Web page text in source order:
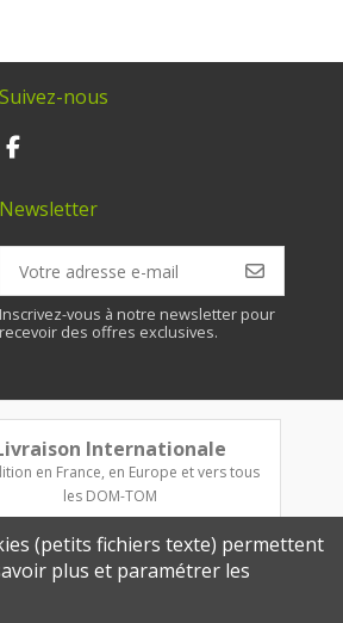
Suivez-nous
Newsletter
Inscrivez-vous à notre newsletter pour
recevoir des offres exclusives.
Internationale
en France, en Europe et vers tous
les DOM-TOM
(petits fichiers texte) permettent
plus et paramétrer les